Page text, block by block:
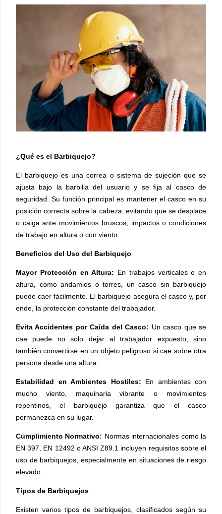
¿Qué es el Barbiquejo?
El barbiquejo es una correa o sistema de sujeción que se
ajusta bajo la barbilla del usuario y se fija al casco de
seguridad. Su función principal es mantener el casco en su
posición correcta sobre la cabeza, evitando que se desplace
o caiga ante movimientos bruscos, impactos o condiciones
de trabajo en altura o con viento.
Beneficios del Uso del Barbiquejo
Mayor Protección en Altura: En trabajos verticales o en
altura, como andamios o torres, un casco sin barbiquejo
puede caer fácilmente. El barbiquejo asegura el casco y, por
ende, la protección constante del trabajador.
Evita Accidentes por Caída del Casco: Un casco que se
cae puede no solo dejar al trabajador expuesto, sino
también convertirse en un objeto peligroso si cae sobre otra
persona desde una altura.
Estabilidad en Ambientes Hostiles: En ambientes con
mucho viento, maquinaria vibrante o movimientos
repentinos, el barbiquejo garantiza que el casco
permanezca en su lugar.
Cumplimiento Normativo: Normas internacionales como la
EN 397, EN 12492 o ANSI Z89.1 incluyen requisitos sobre el
uso de barbiquejos, especialmente en situaciones de riesgo
elevado.
Tipos de Barbiquejos
Existen varios tipos de barbiquejos, clasificados según su